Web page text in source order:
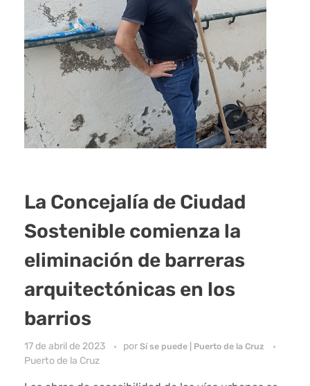
La Concejalía de Ciudad
Sostenible comienza la
eliminación de barreras
arquitectónicas en los
barrios
17 de abril de 2023 por Sí se puede | Puerto de la Cruz
Puerto de la Cruz